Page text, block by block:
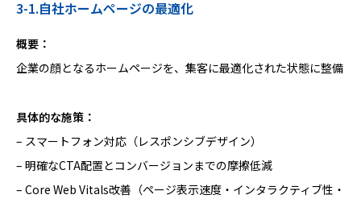
3-1.自社ホームページの最適化
概要：
企業の顔となるホームページを、集客に最適化された状態に整備
具体的な施策：
– スマートフォン対応（レスポンシブデザイン）
– 明確なCTA配置とコンバージョンまでの摩擦低減
– Core Web Vitals改善（ページ表示速度・インタラクティブ性・